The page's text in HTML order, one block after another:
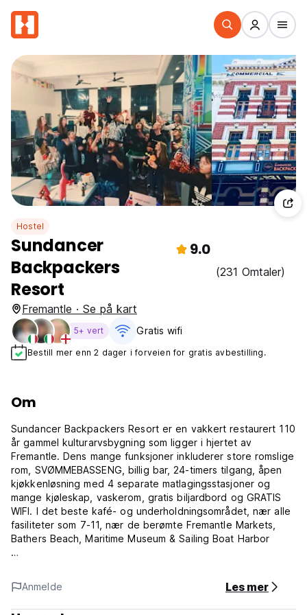
Hostel
Sundancer
Backpackers
Resort
9.0
(231 Omtaler)
Fremantle · Se på kart
5+ vert Gratis wifi‎
Bestill mer enn 2 dager i forveien for gratis avbestilling.
Om
Sundancer Backpackers Resort er en vakkert restaurert 110
år gammel kulturarvsbygning som ligger i hjertet av
Fremantle. Dens mange funksjoner inkluderer store romslige
rom, SVØMMEBASSENG, billig bar, 24-timers tilgang, åpen
kjøkkenløsning med 4 separate matlagingsstasjoner og
mange kjøleskap, vaskerom, gratis biljardbord og GRATIS
WIFI. I det beste kafé- og underholdningsområdet, nær alle
fasiliteter som 7-11, nær de berømte Fremantle Markets,
Bathers Beach, Maritime Museum & Sailing Boat Harbor
internett, te og kaffe, BBQ, sengetøy, bøker,
svømmebasseng, bordtennis, biljard, musikk og TV-rom.
Anmelde Les mer